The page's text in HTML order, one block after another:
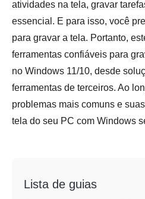
atividades na tela, gravar
essencial. E para isso, você
para gravar a tela. Portanto,
ferramentas confiáveis para
no Windows 11/10, desde
ferramentas de terceiros. Ao
problemas mais comuns e
tela do seu PC com Windows
Lista de guias